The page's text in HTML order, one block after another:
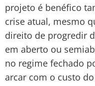
projeto é benéfico
crise atual, mesmo
direito de progredir
em aberto ou
no regime fechado
arcar com o custo